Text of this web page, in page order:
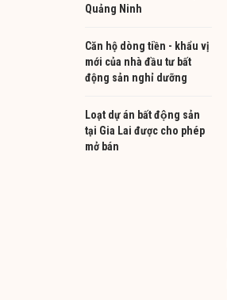
Quảng Ninh
Căn hộ dòng tiền - khẩu vị
mới của nhà đầu tư bất
động sản nghỉ dưỡng
Loạt dự án bất động sản
tại Gia Lai được cho phép
mở bán